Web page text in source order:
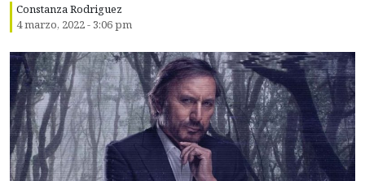
Constanza Rodriguez
4 marzo, 2022 - 3:06 pm